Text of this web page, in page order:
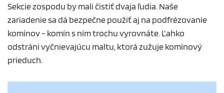
Sekcie zospodu by mali čistiť dvaja ľudia. Naše
zariadenie sa dá bezpečne použiť aj na podfrézovanie
komínov - komín s ním trochu vyrovnáte. Ľahko
odstráni vyčnievajúcu maltu, ktorá zužuje komínový
prieduch.